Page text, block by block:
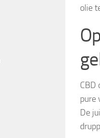
olie
CBD
pure
De